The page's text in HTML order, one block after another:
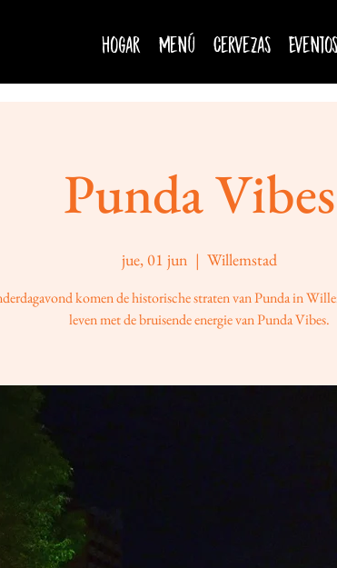
Hogar Menú Cervezas Eventos
Punda Vibes
jue, 01 jun
  |
Willemstad
komen de historische straten van Punda in
leven met de bruisende energie van Punda Vibes.